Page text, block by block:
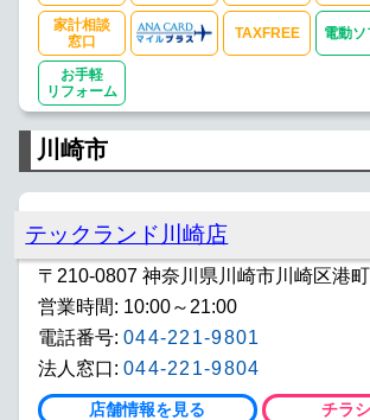
家計相談
窓口
TAXFREE 電動ソ
お手軽
リフォーム
川崎市
テックランド川崎店
〒210-0807 神奈川県川崎市川崎区港
営業時間: 10:00～21:00
電話番号: 044-221-9801
法人窓口: 044-221-9804
店舗情報を見る チラ